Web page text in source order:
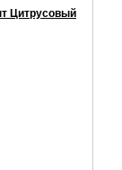
Цитрусовый